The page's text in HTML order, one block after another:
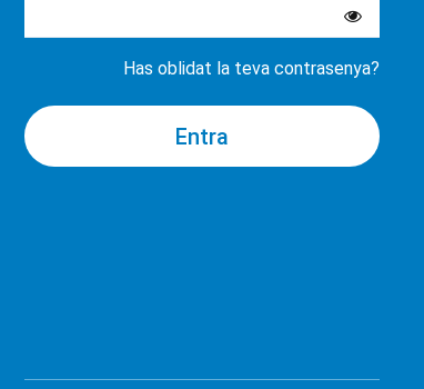
Has oblidat la teva contrasenya?